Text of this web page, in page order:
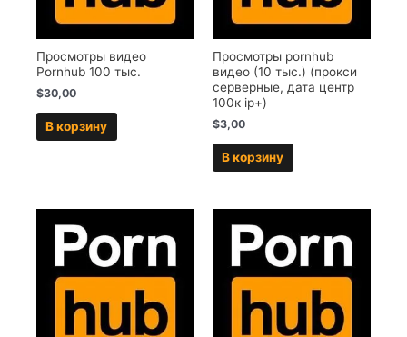
Просмотры видео
Pornhub 100 тыс.
$30,00
В корзину
Просмотры pornhub
видео (10 тыс.) (прокси
серверные, дата центр
100к ip+)
$3,00
В корзину